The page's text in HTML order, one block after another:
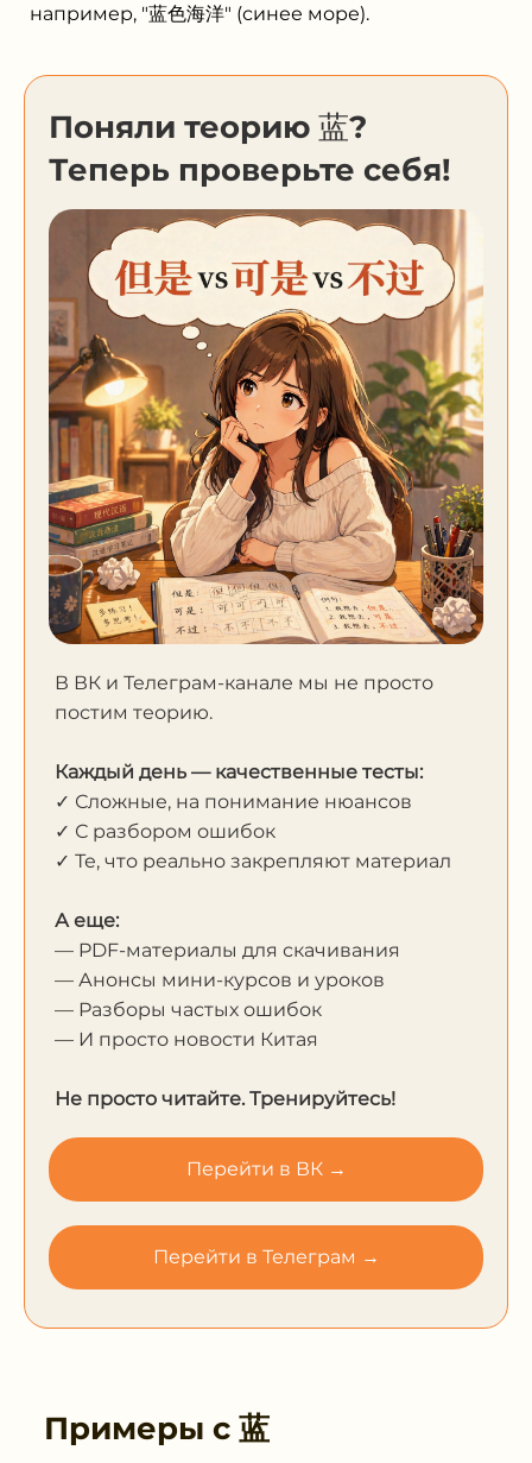
например, "蓝色海洋" (синее море).
Поняли теорию 蓝?
Теперь проверьте себя!
В ВК и Телеграм-канале мы не просто
постим теорию.
Каждый день — качественные тесты:
✓ Сложные, на понимание нюансов
✓ С разбором ошибок
✓ Те, что реально закрепляют материал
А еще:
— PDF-материалы для скачивания
— Анонсы мини-курсов и уроков
— Разборы частых ошибок
— И просто новости Китая
Не просто читайте. Тренируйтесь!
Перейти в ВК →
Перейти в Телеграм →
Примеры с 蓝